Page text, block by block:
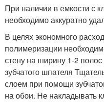
При наличии в емкости с
необходимо аккуратно
В целях экономного
полимеризации
стену на ширину 1-2
зубчатого шпателя
слоем при помощи
на обои. Не накладывать